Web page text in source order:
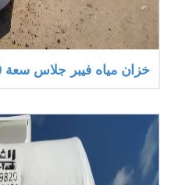
خزان مياه فيبر جلاس سعة 15000 لتر أسطوانى رأسى